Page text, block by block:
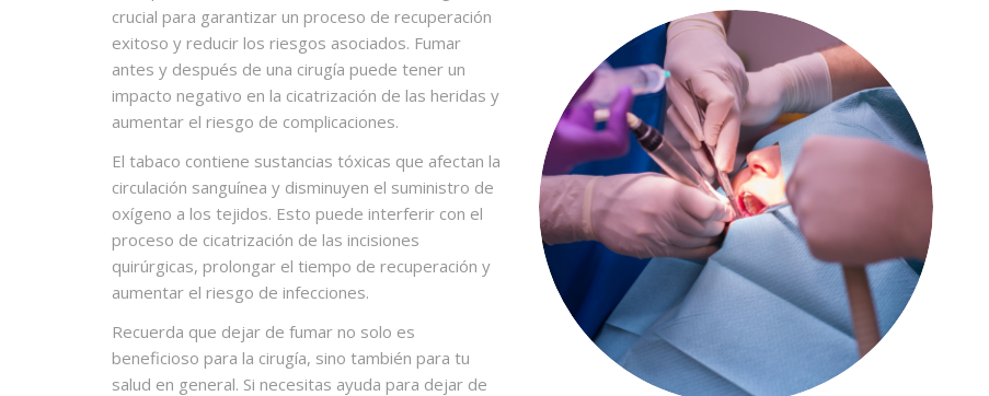
crucial para garantizar un proceso de recuperación
exitoso y reducir los riesgos asociados. Fumar
antes y después de una cirugía puede tener un
impacto negativo en la cicatrización de las heridas y
aumentar el riesgo de complicaciones.
El tabaco contiene sustancias tóxicas que afectan la
circulación sanguínea y disminuyen el suministro de
oxígeno a los tejidos. Esto puede interferir con el
proceso de cicatrización de las incisiones
quirúrgicas, prolongar el tiempo de recuperación y
aumentar el riesgo de infecciones.
Recuerda que dejar de fumar no solo es
beneficioso para la cirugía, sino también para tu
salud en general. Si necesitas ayuda para dejar de